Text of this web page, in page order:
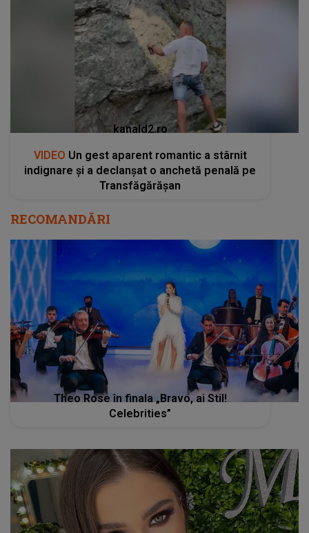
kanald2.ro
VIDEO Un gest aparent romantic a stârnit
indignare și a declanșat o anchetă penală pe
Transfăgărășan
RECOMANDĂRI
Theo Rose în finala „Bravo, ai Stil!
Celebrities”